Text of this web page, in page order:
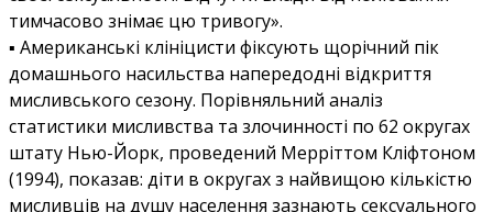
тимчасово знімає цю тривогу».
▪️ Американські клініцисти фіксують щорічний пік
домашнього насильства напередодні відкриття
мисливського сезону. Порівняльний аналіз
статистики мисливства та злочинності по 62 округах
штату Нью-Йорк, проведений Мерріттом Кліфтоном
(1994), показав: діти в округах з найвищою кількістю
мисливців на душу населення зазнають сексуального